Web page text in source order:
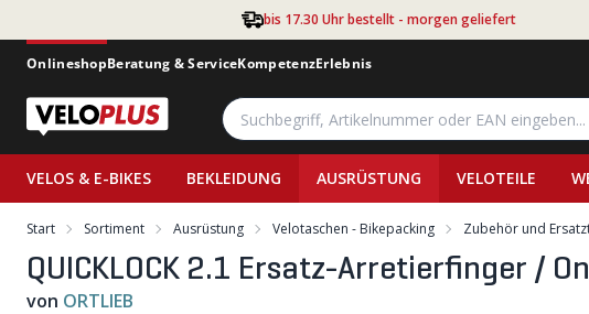
bis 17.30 Uhr bestellt - morgen geliefert
OnlineshopBeratung & ServiceKompetenzErlebnis
VELOS & E-BIKES BEKLEIDUNG AUSRÜSTUNG VELOTEILE
Start Sortiment Ausrüstung Velotaschen - Bikepacking Zubehör und
QUICKLOCK 2.1 Ersatz-Arretierfinger /
von ORTLIEB